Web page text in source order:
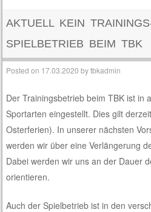
AKTUELL KEIN
SPIELBETRIEB BEIM TBK
Posted on 17.03.2020 bytbkadmin
Der Trainingsbetrieb beim TBK ist in
Sportarten eingestellt. Dies gilt
Osterferien). In unserer nächsten
werden wir über eine Verlängerung
Dabei werden wir uns an der Dauer
orientieren.
Auch der Spielbetrieb ist in den